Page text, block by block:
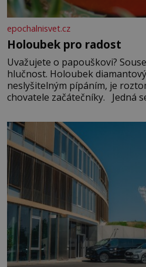
epochalnisvet.cz
Holoubek pro radost
Uvažujete o papouškovi?
hlučnost. Holoubek
neslyšitelným pípáním, je
chovatele začátečníky. Jedná
času tráví na zemi, kde sbírá
domovinou je prakticky celá
pobřežní oblasti.